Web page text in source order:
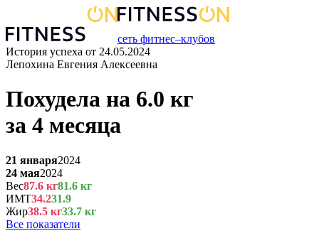
сеть фитнес–клубов
История успеха от 24.05.2024
Лепохина Евгения Алексеевна
Похудела на 6.0 кг
за 4 месяца
21 января2024
24 мая2024
Вес87.6 кг81.6 кг
ИМТ34.231.9
Жир38.5 кг33.7 кг
Все показатели